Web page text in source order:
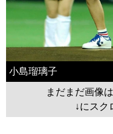
小島瑠璃子
まだまだ画像
↓にスク